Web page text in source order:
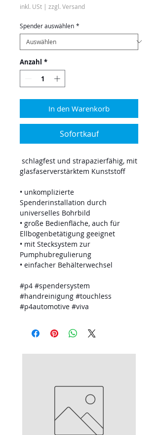
inkl. USt | zzgl. Versand
Spender auswählen *
Anzahl *
In den Warenkorb
Sofortkauf
schlagfest und strapazierfähig, mit
glasfaserverstärktem Kunststoff
• unkomplizierte
Spenderinstallation durch
universelles Bohrbild
• große Bedienfläche, auch für
Ellbogenbetätigung geeignet
• mit Stecksystem zur
Pumphubregulierung
• einfacher Behälterwechsel
#p4 #spendersystem
#handreinigung #touchless
#p4automotive #viva